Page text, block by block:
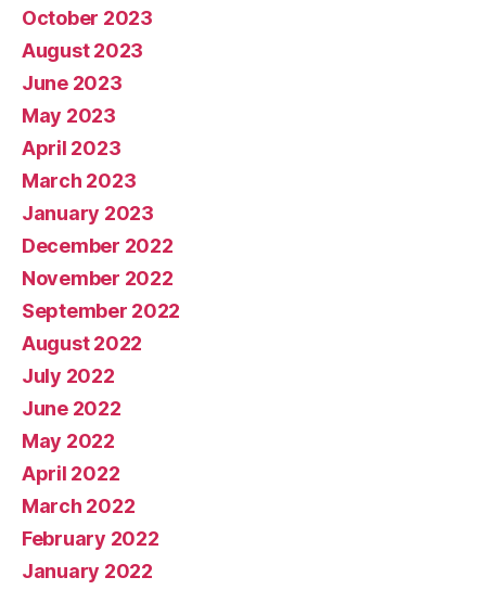
October 2023
August 2023
June 2023
May 2023
April 2023
March 2023
January 2023
December 2022
November 2022
September 2022
August 2022
July 2022
June 2022
May 2022
April 2022
March 2022
February 2022
January 2022